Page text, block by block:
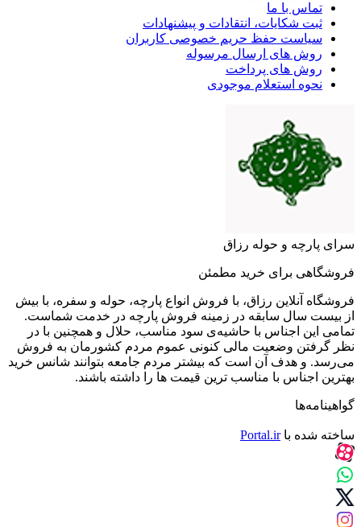
تماس با ما
ثبت شکایات، انتقادات و پیشنهادات
سیاست حفظ حریم خصوصی کاربران
روش های ارسال مرسوله
روش های پرداخت
نحوه استعلام موجودی
سرای پارچه و حوله رزاق
فروشگاهی برای خرید مطمئن
فروشگاه آنلاین رزاق، با فروش انواع پارچه، حوله و سفره، با بیش
از بیست سال سابقه در زمینه فروش پارچه در خدمت شماست.
تمامی این اجناس با حاشیه‌ی سود مناسب، حلال و همچنین با در
نظر گرفتن وضعیت مالی کنونی عموم مردم کشورمان به فروش
می‌رسد. و هدف آن است که بیشتر مردم جامعه بتوانند شانس خرید
بهترین اجناس با مناسب ترین قیمت ها را داشته باشند.
گواهینامه‌ها
ساخته شده باPortal.ir